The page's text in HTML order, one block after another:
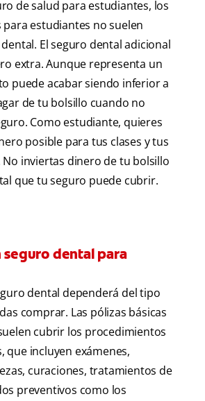
de salud para estudiantes, los
para estudiantes no suelen
El seguro dental adicional
extra. Aunque representa un
puede acabar siendo inferior a
de tu bolsillo cuando no
Como estudiante, quieres
posible para tus clases y tus
No inviertas dinero de tu bolsillo
que tu seguro puede cubrir.
seguro dental para
dental dependerá del tipo
comprar. Las pólizas básicas
cubrir los procedimientos
que incluyen exámenes,
curaciones, tratamientos de
preventivos como los